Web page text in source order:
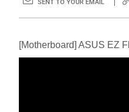
SENT TO YOUR EMAIL
[Motherboard] ASUS EZ